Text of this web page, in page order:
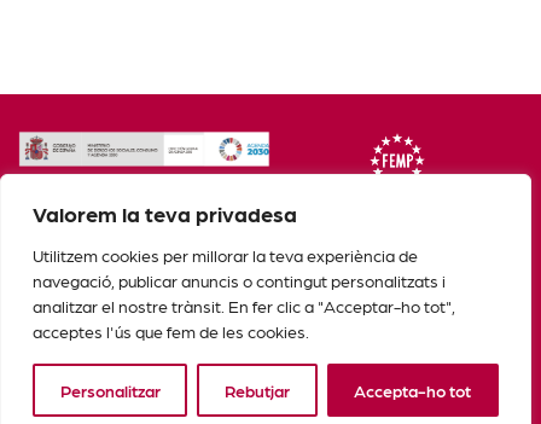
Valorem la teva privadesa
Utilitzem cookies per millorar la teva experiència de
navegació, publicar anuncis o contingut personalitzats i
analitzar el nostre trànsit. En fer clic a "Acceptar-ho tot",
acceptes l'ús que fem de les cookies.
Personalitzar Rebutjar Accepta-ho tot
© Copyright 2025. Tots els drets reservats.